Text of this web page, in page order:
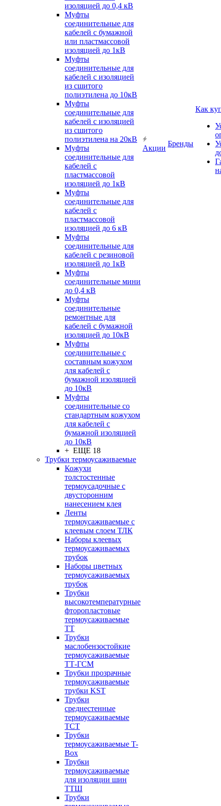
изоляцией до 0,4 кВ
Муфты
соединительные для
кабелей с бумажной
или пластмассовой
изоляцией до 1кВ
Муфты
соединительные для
кабелей с изоляцией
из сшитого
полиэтилена до 10кВ
Муфты
соединительные для
кабелей с изоляцией
из сшитого
полиэтилена на 20кВ
Муфты
соединительные для
кабелей с
пластмассовой
изоляцией до 1кВ
Муфты
соединительные для
кабелей с
пластмассовой
изоляцией до 6 кВ
Муфты
соединительные для
кабелей с резиновой
изоляцией до 1кВ
Муфты
соединительные мини
до 0,4 кВ
Муфты
соединительные
ремонтные для
кабелей с бумажной
изоляцией до 10кВ
Муфты
соединительные с
составным кожухом
для кабелей с
бумажной изоляцией
до 10кВ
Муфты
соединительные со
стандартным кожухом
для кабелей с
бумажной изоляцией
до 10кВ
+ ЕЩЕ 18
Трубки термоусаживаемые
Кожухи
толстостенные
термоусадочные с
двусторонним
нанесением клея
Ленты
термоусаживаемые с
клеевым слоем ТЛК
Наборы клеевых
термоусаживаемых
трубок
Наборы цветных
термоусаживаемых
трубок
Трубки
высокотемпературные
фторопластовые
термоусаживаемые
ТТ
Трубки
маслобензостойкие
термоусаживаемые
ТТ-ГСМ
Трубки прозрачные
термоусаживаемые
трубки KST
Трубки
среднестенные
термоусаживаемые
ТСТ
Трубки
термоусаживаемые T-
Box
Трубки
термоусаживаемые
для изоляции шин
ТТШ
Трубки
Акции
Бренды
Как